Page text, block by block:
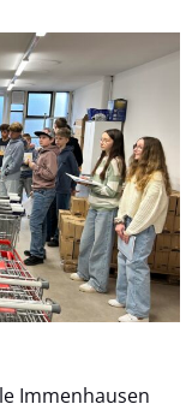
Immenhausen